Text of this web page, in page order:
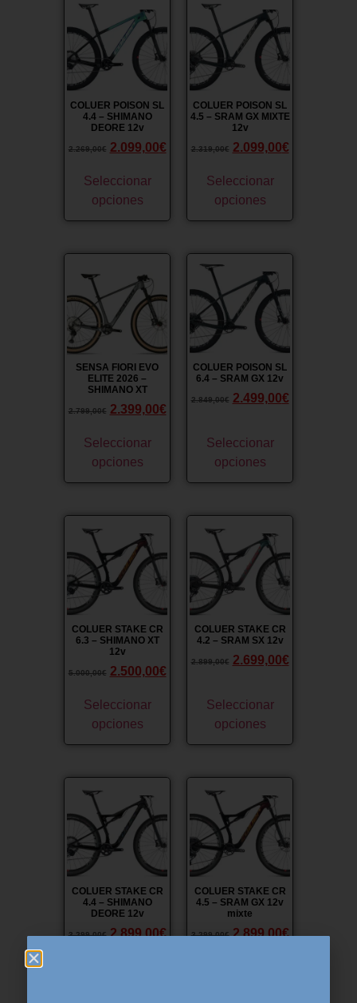
COLUER POISON SL
4.4 – SHIMANO
DEORE 12v
2.269,00€ 2.099,00€
Seleccionar
opciones
COLUER POISON SL
4.5 – SRAM GX MIXTE
12v
2.319,00€ 2.099,00€
Seleccionar
opciones
SENSA FIORI EVO
ELITE 2026 –
SHIMANO XT
2.799,00€ 2.399,00€
Seleccionar
opciones
COLUER POISON SL
6.4 – SRAM GX 12v
2.849,00€ 2.499,00€
Seleccionar
opciones
COLUER STAKE CR
6.3 – SHIMANO XT
12v
5.000,00€ 2.500,00€
Seleccionar
opciones
COLUER STAKE CR
4.2 – SRAM SX 12v
2.899,00€ 2.699,00€
Seleccionar
opciones
COLUER STAKE CR
4.4 – SHIMANO
DEORE 12v
3.299,00€ 2.899,00€
COLUER STAKE CR
4.5 – SRAM GX 12v
mixte
3.299,00€ 2.899,00€